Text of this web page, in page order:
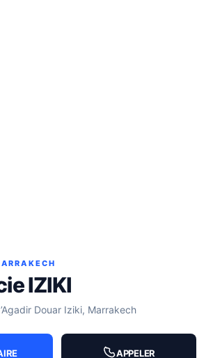
IZIKI
Douar Iziki, Marrakech
APPELER